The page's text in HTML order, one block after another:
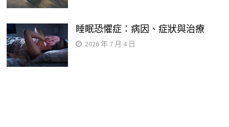
睡眠恐懼症：病因、症狀與治療
2026 年 7 月 4 日